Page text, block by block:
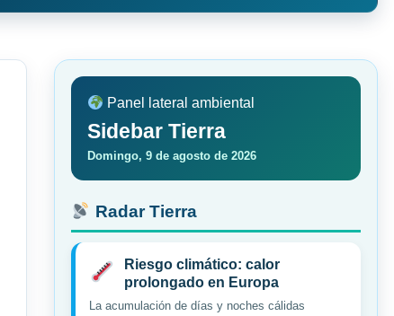
Panel lateral ambiental
Sidebar Tierra
Domingo, 9 de agosto de 2026
Radar Tierra
Riesgo climático: calor
prolongado en Europa
La acumulación de días y noches cálidas